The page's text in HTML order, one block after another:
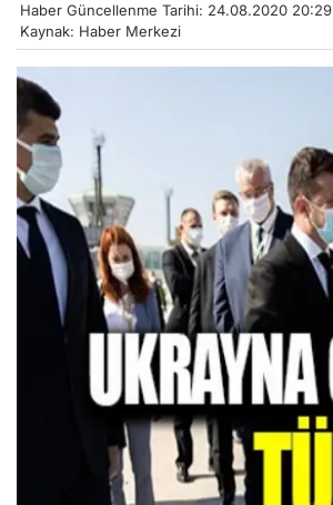
Haber Güncellenme Tarihi: 24.08.2020 20:29
Kaynak: Haber Merkezi